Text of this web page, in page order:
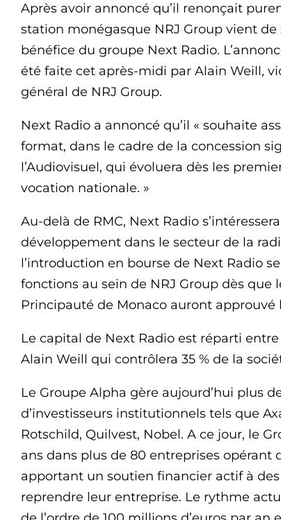
Après avoir annoncé qu’il renonçait
station monégasque NRJ Group vient
bénéfice du groupe Next Radio.
été faite cet après-midi par Alain Weill,
général de NRJ Group.
Next Radio a annoncé qu’il « souhaite
format, dans le cadre de la concession
l’Audiovisuel, qui évoluera dès les
vocation nationale. »
Au-delà de RMC, Next Radio
développement dans le secteur de la
l’introduction en bourse de Next Radio
fonctions au sein de NRJ Group dès que
Principauté de Monaco auront approuvé
Le capital de Next Radio est réparti
Alain Weill qui contrôlera 35 % de la
Le Groupe Alpha gère aujourd’hui plus
d’investisseurs institutionnels tels que
Rotschild, Quilvest, Nobel. A ce jour, le
ans dans plus de 80 entreprises opérant
apportant un soutien financier actif à
reprendre leur entreprise. Le rythme